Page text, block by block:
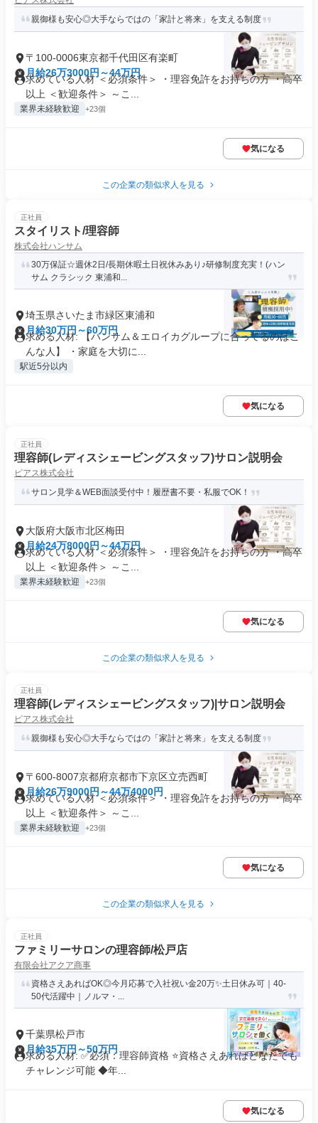
親御様も安心◎大手ならではの「家計と将来」を支える制度
〒100-0006東京都千代田区有楽町
月給26万3000円～44万円
求めている人材 ＜必須条件＞ ・理容免許をお持ちの方 ・高卒
以上 ＜歓迎条件＞ ～こ...
業界未経験歓迎 +23個
気になる
この企業の類似求人を見る
正社員
スタイリスト/理容師
株式会社ハンサム
30万保証☆週休2日/長期休暇土日祝休みあり♪研修制度充実！(ハン
サム クラシック 東浦和...
埼玉県さいたま市緑区東浦和
月給30万円～60万円
求める人材: 【ハンサム＆エロイカグループに合ってるのはこ
んな人】 ・家庭を大切に...
駅近5分以内
気になる
正社員
理容師(レディスシェービングスタッフ)サロン説明会
ピアス株式会社
サロン見学＆WEB面談受付中！履歴書不要・私服でOK！
大阪府大阪市北区梅田
月給24万8000円～44万円
求めている人材 ＜必須条件＞ ・理容免許をお持ちの方 ・高卒
以上 ＜歓迎条件＞ ～こ...
業界未経験歓迎 +23個
気になる
この企業の類似求人を見る
正社員
理容師(レディスシェービングスタッフ)|サロン説明会
ピアス株式会社
親御様も安心◎大手ならではの「家計と将来」を支える制度
〒600-8007京都府京都市下京区立売西町
月給26万9000円～44万4000円
求めている人材 ＜必須条件＞ ・理容免許をお持ちの方 ・高卒
以上 ＜歓迎条件＞ ～こ...
業界未経験歓迎 +23個
気になる
この企業の類似求人を見る
正社員
ファミリーサロンの理容師/松戸店
有限会社アクア商事
資格さえあればOK◎今月応募で入社祝い金20万✨️土日休み可｜40-
50代活躍中｜ノルマ・...
千葉県松戸市
月給35万円～50万円
求める人材: ✅必須：理容師資格 ⭐️資格さえあればどなたでも
チャレンジ可能 ◆年...
気になる